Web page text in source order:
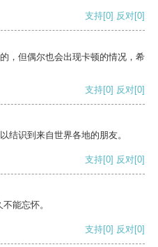
支持[0] 反对[0]
，但偶尔也会出现卡顿的情况，希
支持[0] 反对[0]
结识到来自世界各地的朋友。
支持[0] 反对[0]
能忘怀。
支持[0] 反对[0]